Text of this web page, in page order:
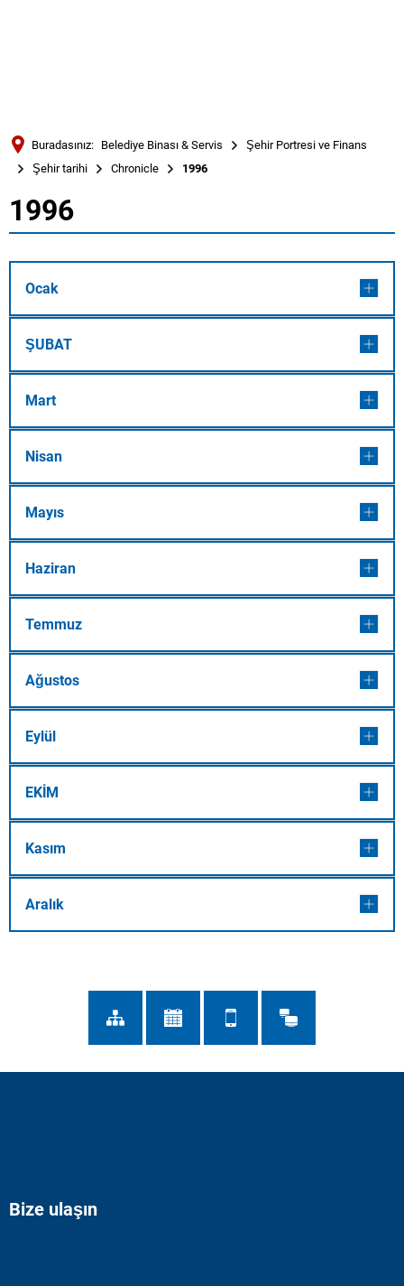
MENÜ
Buradasınız: Belediye Binası & Servis
Şehir Portresi ve Finans
Şehir tarihi
Chronicle 1996
1996
1996
Ocak
ŞUBAT
Mart
Nisan
Mayıs
Haziran
Temmuz
Ağustos
Eylül
EKİM
Kasım
Aralık
Bize ulaşın